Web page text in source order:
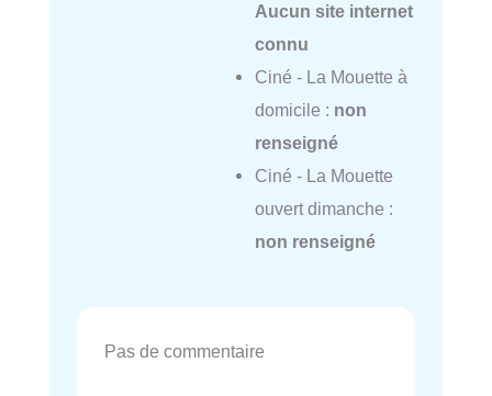
Aucun site internet
connu
Ciné - La Mouette à
domicile : non
renseigné
Ciné - La Mouette
ouvert dimanche :
non renseigné
Pas de commentaire